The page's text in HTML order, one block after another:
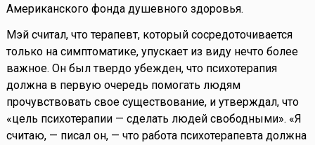
Американского фонда душевного здоровья.
Мэй считал, что терапевт, который сосредоточивается
только на симптоматике, упускает из виду нечто более
важное. Он был твердо убежден, что психотерапия
должна в первую очередь помогать людям
прочувствовать свое существование, и утверждал, что
«цель психотерапии — сделать людей свободными». «Я
считаю, — писал он, — что работа психотерапевта должна